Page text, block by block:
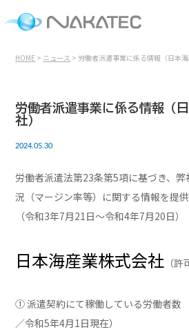
HOME > ニュース > 労働者派遣事業に係る情報（日本海
労働者派遣事業に係る情報（
社）
2024.05.30
労働者派遣法第23条第5項に基づき、
況（マージン率等）に関する情報を提供
（令和3年7月21日～令和4年7月20日）
日本海産業株式会社 （
① 派遣契約にて稼働している労働者
／令和5年4月1日現在）